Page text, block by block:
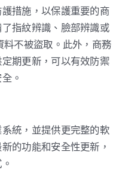
措施，以保護重要的商
指紋辨識、臉部辨識或
不被盜取。此外，商務
期更新，可以有效防禦
。
統，並提供更完整的軟
的功能和安全性更新，